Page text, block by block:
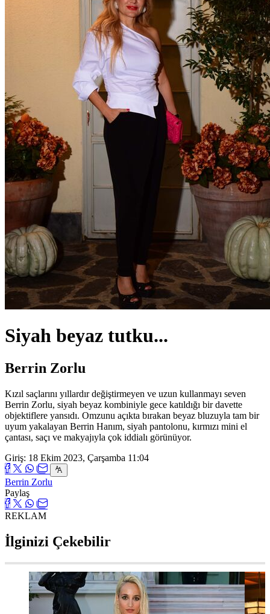
Siyah beyaz tutku...
Berrin Zorlu
Kızıl saçlarını yıllardır değiştirmeyen ve uzun kullanmayı seven
Berrin Zorlu, siyah beyaz kombiniyle gece katıldığı bir davette
objektiflere yansıdı. Omzunu açıkta bırakan beyaz bluzuyla tam bir
uyum yakalayan Berrin Hanım, siyah pantolonu, kırmızı mini el
çantası, saçı ve makyajıyla çok iddialı görünüyor.
Giriş: 18 Ekim 2023, Çarşamba 11:04
Berrin Zorlu
Paylaş
REKLAM
İlginizi Çekebilir